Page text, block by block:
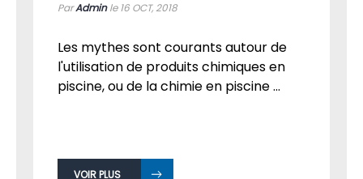
ParAdminle 16 OCT, 2018
Les mythes sont courants autour de
l'utilisation de produits chimiques en
piscine, ou de la chimie en piscine ...
VOIR PLUS